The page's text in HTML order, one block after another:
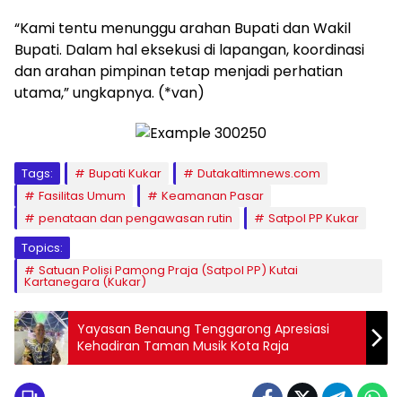
“Kami tentu menunggu arahan Bupati dan Wakil
Bupati. Dalam hal eksekusi di lapangan, koordinasi
dan arahan pimpinan tetap menjadi perhatian
utama,” ungkapnya. (*van)
Tags: Bupati Kukar
Dutakaltimnews.com
Fasilitas Umum
Keamanan Pasar
penataan dan pengawasan rutin
Satpol PP Kukar
Topics:
Satuan Polisi Pamong Praja (Satpol PP) Kutai
Kartanegara (Kukar)
Yayasan Benaung Tenggarong Apresiasi
Kehadiran Taman Musik Kota Raja